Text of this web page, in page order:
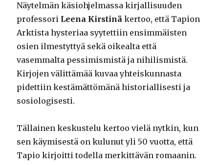
Näytelmän käsiohjelmassa kirjallisuuden
professori Leena Kirstinä kertoo, että Tapion
Arktista hysteriaa syytettiin ensimmäisten
osien ilmestyttyä sekä oikealta että
vasemmalta pessimismistä ja nihilismistä.
Kirjojen välittämää kuvaa yhteiskunnasta
pidettiin kestämättömänä historiallisesti ja
sosiologisesti.
Tällainen keskustelu kertoo vielä nytkin, kun
sen käymisestä on kulunut yli 50 vuotta, että
Tapio kirjoitti todella merkittävän romaanin.